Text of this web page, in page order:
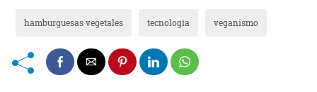
hamburguesas vegetales tecnología veganismo